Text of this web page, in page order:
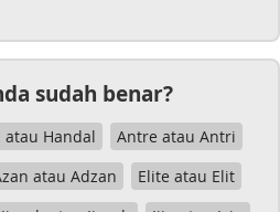
sudah benar?
atau Handal
Antre atau Antri
atau Adzan
Elite atau Elit